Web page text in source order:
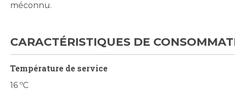
gallery
méconnu.
CARACTÉRISTIQUES DE
Température de service
16 ºC